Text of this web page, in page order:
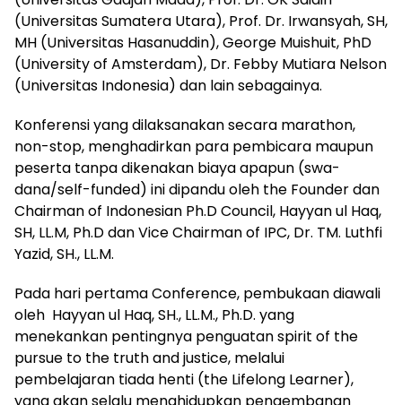
(Universitas Sumatera Utara), Prof. Dr. Irwansyah, SH,
MH (Universitas Hasanuddin), George Muishuit, PhD
(University of Amsterdam), Dr. Febby Mutiara Nelson
(Universitas Indonesia) dan lain sebagainya.
Konferensi yang dilaksanakan secara marathon,
non-stop, menghadirkan para pembicara maupun
peserta tanpa dikenakan biaya apapun (swa-
dana/self-funded) ini dipandu oleh the Founder dan
Chairman of Indonesian Ph.D Council, Hayyan ul Haq,
SH, LL.M, Ph.D dan Vice Chairman of IPC, Dr. TM. Luthfi
Yazid, SH., LL.M.
Pada hari pertama Conference, pembukaan diawali
oleh Hayyan ul Haq, SH., LL.M., Ph.D. yang
menekankan pentingnya penguatan spirit of the
pursue to the truth and justice, melalui
pembelajaran tiada henti (the Lifelong Learner),